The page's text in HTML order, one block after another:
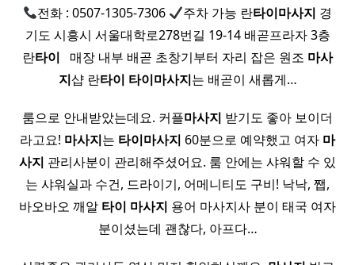
전화 : 0507-1305-7306
주차 가능 란타이마사지 경
기도 시흥시 서울대학로278번길 19-14 배곧프라자 3층
란타이 ​ ​ 매장 내부 배곧 초창기부터 자리 잡은 원조 마사
지샵 란타이 타이마사지는 배곧이 새롭게…
룸으로 안내받았는데요. 커플마사지 받기도 좋아 보이더
라고요! 마사지는 타이마사지 60분으로 예약했고 여자 마
사지 관리사분이 관리해주셨어요. 룸 안에는 샤워할 수 있
는 샤워실과 수건, 드라이기, 어메니티도 구비! 낙낙, 쨉,
바오바오 깨알 타이 마사지 용어 마사지사 분이 태국 여자
분이셨는데 괜찮다, 아프다…